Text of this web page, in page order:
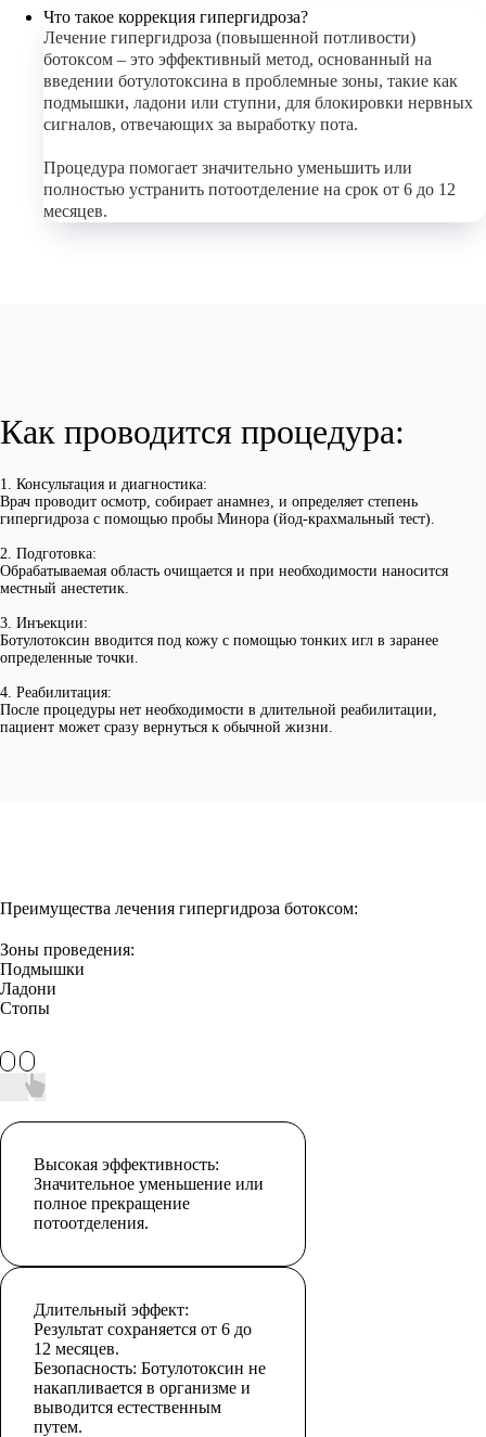
Что такое коррекция гипергидроза?
Лечение гипергидроза (повышенной потливости)
ботоксом – это эффективный метод, основанный на
введении ботулотоксина в проблемные зоны, такие как
подмышки, ладони или ступни, для блокировки нервных
сигналов, отвечающих за выработку пота.
Процедура помогает значительно уменьшить или
полностью устранить потоотделение на срок от 6 до 12
месяцев.
Как проводится процедура:
1. Консультация и диагностика:
Врач проводит осмотр, собирает анамнез, и определяет степень
гипергидроза с помощью пробы Минора (йод-крахмальный тест).
2. Подготовка:
Обрабатываемая область очищается и при необходимости наносится
местный анестетик.
3. Инъекции:
Ботулотоксин вводится под кожу с помощью тонких игл в заранее
определенные точки.
4. Реабилитация:
После процедуры нет необходимости в длительной реабилитации,
пациент может сразу вернуться к обычной жизни.
Преимущества лечения гипергидроза ботоксом:
Зоны проведения:
Подмышки
Ладони
Стопы
Высокая эффективность:
Значительное уменьшение или
полное прекращение
потоотделения.
Длительный эффект:
Результат сохраняется от 6 до
12 месяцев.
Безопасность: Ботулотоксин не
накапливается в организме и
выводится естественным
путем.